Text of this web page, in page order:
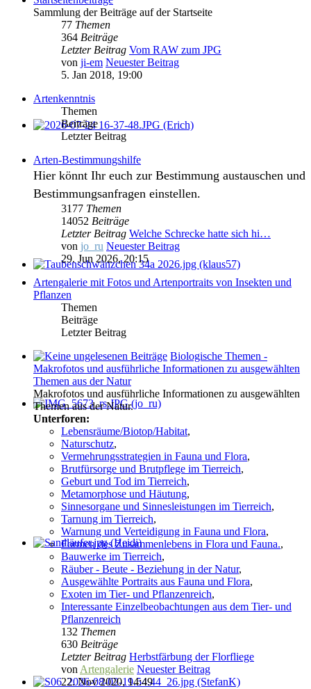
Sammlung der Beiträge auf der Startseite
77 Themen
364 Beiträge
Letzter Beitrag Vom RAW zum JPG
von ji-em Neuester Beitrag
5. Jan 2018, 19:00
Artenkenntnis
Themen
Beiträge
Letzter Beitrag
Arten-Bestimmungshilfe
Hier könnt Ihr euch zur Bestimmung austauschen und
Bestimmungsanfragen einstellen.
3177 Themen
14052 Beiträge
Letzter Beitrag Welche Schrecke hatte sich hi…
von jo_ru Neuester Beitrag
29. Jun 2026, 20:15
Artengalerie mit Fotos und Artenportraits von Insekten und
Pflanzen
Themen
Beiträge
Letzter Beitrag
Biologische Themen -
Makrofotos und ausführliche Informationen zu ausgewählten
Themen aus der Natur
Makrofotos und ausführliche Informationen zu ausgewählten
Themen aus der Natur.
Unterforen:
Lebensräume/Biotop/Habitat,
Naturschutz,
Vermehrungsstrategien in Fauna und Flora,
Brutfürsorge und Brutpflege im Tierreich,
Geburt und Tod im Tierreich,
Metamorphose und Häutung,
Sinnesorgane und Sinnesleistungen im Tierreich,
Tarnung im Tierreich,
Warnung und Verteidigung in Fauna und Flora,
Formen des Zusammenlebens in Flora und Fauna.,
Bauwerke im Tierreich,
Räuber - Beute - Beziehung in der Natur,
Ausgewählte Portraits aus Fauna und Flora,
Exoten im Tier- und Pflanzenreich,
Interessante Einzelbeobachtungen aus dem Tier- und
Pflanzenreich
132 Themen
630 Beiträge
Letzter Beitrag Herbstfärbung der Florfliege
von Artengalerie Neuester Beitrag
22. Nov 2020, 14:49